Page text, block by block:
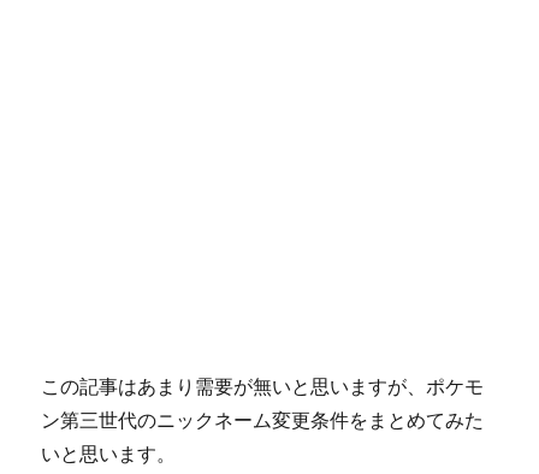
この記事はあまり需要が無いと思いますが、ポケモ
ン第三世代のニックネーム変更条件をまとめてみた
いと思います。